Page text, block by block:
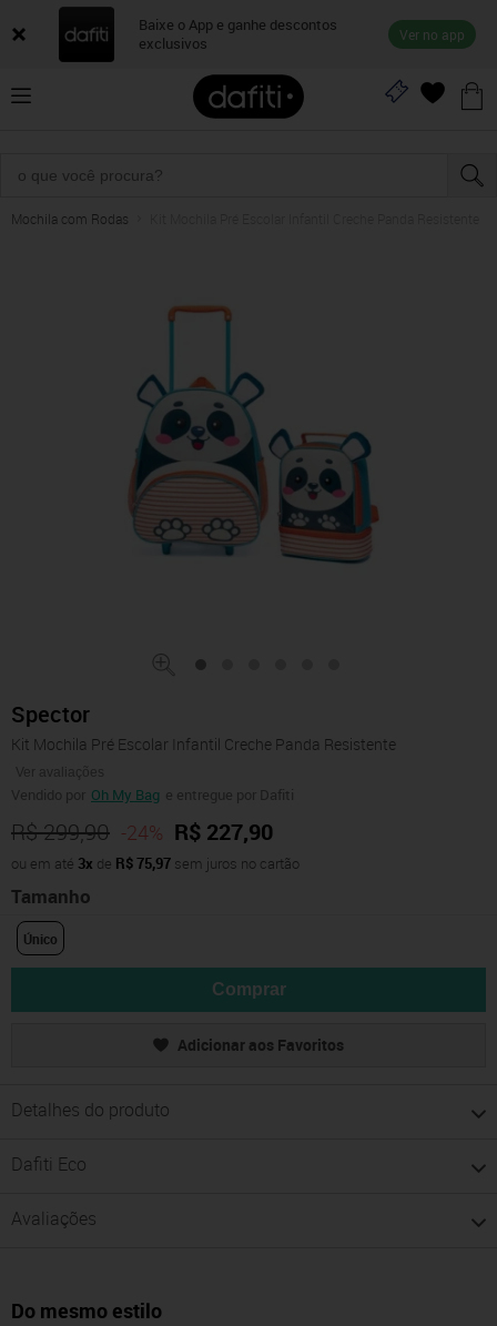
Baixe o App e ganhe descontos
exclusivos
Ver no app
Mochila com Rodas
Spector
Kit Mochila Pré Escolar Infantil Creche Panda Resistente
Ver avaliações
Vendido por Oh My Bag e entregue por Dafiti
R$ 299,90 -24% R$ 227,90
ou em até 3x de R$ 75,97 sem juros no cartão
Tamanho
Único
Comprar
Adicionar aos Favoritos
Detalhes do produto
Dafiti Eco
Avaliações
Do mesmo estilo